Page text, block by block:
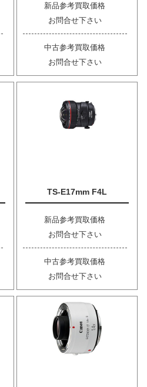
新品参考買取価格
お問合せ下さい
中古参考買取価格
お問合せ下さい
TS-E17mm F4L
新品参考買取価格
お問合せ下さい
中古参考買取価格
お問合せ下さい